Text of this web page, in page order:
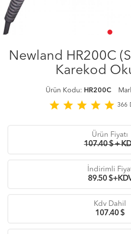
Newland HR200C
Karekod
Ürün Kodu: HR200C
star star star star star 366
Ürün Fiyatı
107.40 $ +
İndirimli
89.50
Kdv Dahil
107.40 $